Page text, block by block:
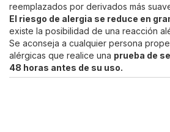
reemplazados por derivados más
El riesgo de alergia se reduce en
existe la posibilidad de una reacción
Se aconseja a cualquier persona
alérgicas que realice una prueba de
48 horas antes de su uso.